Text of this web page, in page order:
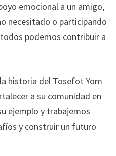
emocional a un amigo,
necesitado o participando
podemos contribuir a
historia del Tosefot Yom
a su comunidad en
ejemplo y trabajemos
y construir un futuro